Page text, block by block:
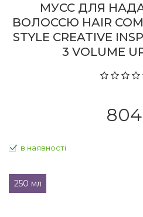
МУСС ДЛЯ
ВОЛОССЮ HAIR
STYLE CREATIVE
3 VOLUME
804
в наявності
250 мл